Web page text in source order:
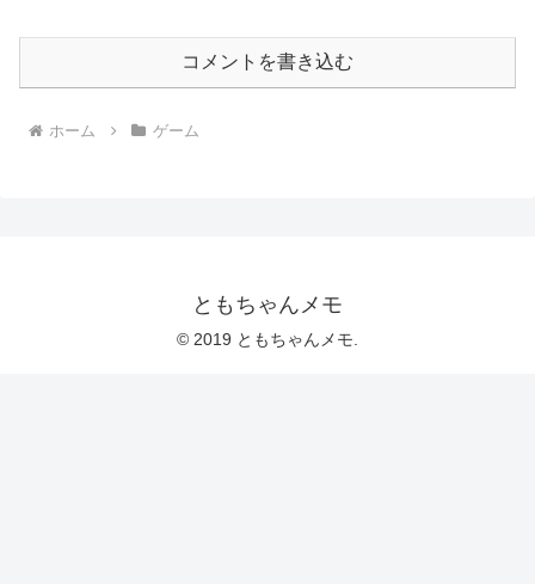
コメントを書き込む
ホーム ゲーム
ともちゃんメモ
© 2019 ともちゃんメモ.